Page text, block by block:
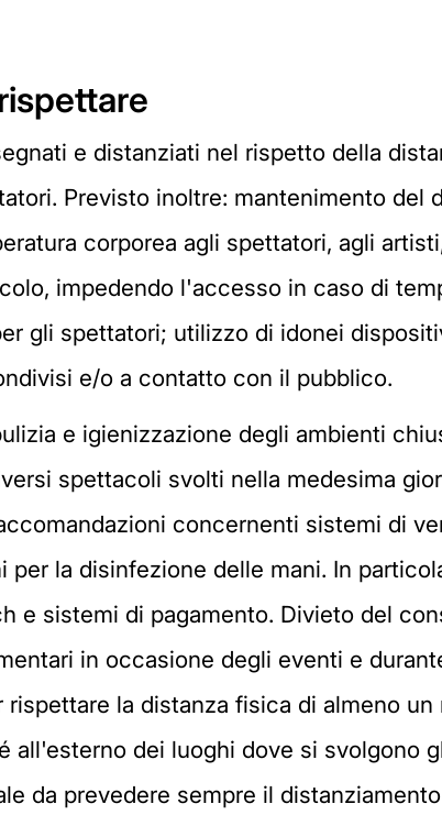
e distanziati nel rispetto della
Previsto inoltre: mantenimento del
corporea agli spettatori, agli
impedendo l'accesso in caso di
gli spettatori; utilizzo di idonei
e/o a contatto con il pubblico.
e igienizzazione degli ambienti
spettacoli svolti nella medesima
concernenti sistemi di
la disinfezione delle mani. In
e sistemi di pagamento. Divieto del
in occasione degli eventi e
la distanza fisica di almeno
dei luoghi dove si svolgono
da prevedere sempre il